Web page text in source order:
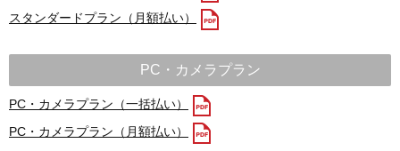
スタンダードプラン（月額払い）
PC・カメラプラン
PC・カメラプラン（一括払い）
PC・カメラプラン（月額払い）